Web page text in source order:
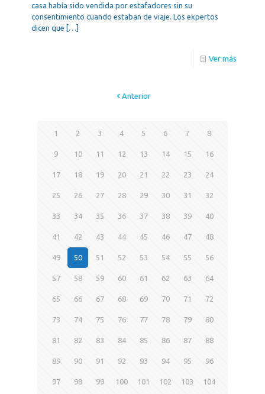
casa había sido vendida por estafadores sin su
consentimiento cuando estaban de viaje. Los expertos
dicen que […]
Ver más
Anterior
1 2 3 4 5 6 7 8
9 10 11 12 13 14 15 16
17 18 19 20 21 22 23 24
25 26 27 28 29 30 31 32
33 34 35 36 37 38 39 40
41 42 43 44 45 46 47 48
49 50 51 52 53 54 55 56
57 58 59 60 61 62 63 64
65 66 67 68 69 70 71 72
73 74 75 76 77 78 79 80
81 82 83 84 85 86 87 88
89 90 91 92 93 94 95 96
97 98 99 100 101 102 103 104